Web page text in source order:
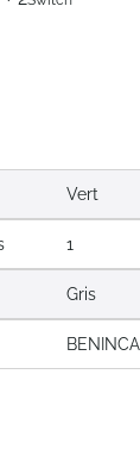
Vert
1
Gris
BENINCA